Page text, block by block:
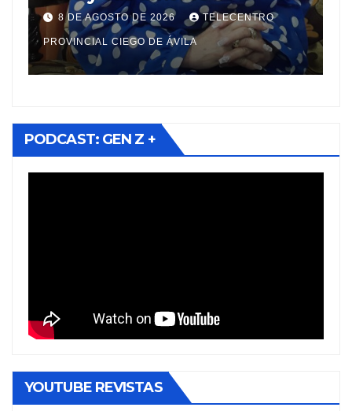
8 DE AGOSTO DE 2026 TELECENTRO
PROVINCIAL CIEGO DE ÁVILA
PODCAST: GEN Z +
YOUTUBE REVISTAS